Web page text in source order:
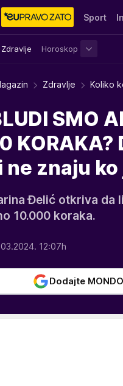
Sport
Zdravlje Horoskop
Yumama
Zdravlje Koliko
SMO
ne znaju
Đelić otkriva da
10.000 koraka.
12:07h
Dodajte